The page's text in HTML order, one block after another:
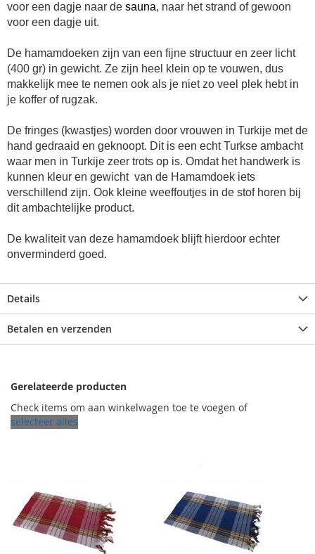
voor een dagje naar de sauna, naar het strand of gewoon
voor een dagje uit.
De hamamdoeken zijn van een fijne structuur en zeer licht
(400 gr) in gewicht. Ze zijn heel klein op te vouwen, dus
makkelijk mee te nemen ook als je niet zo veel plek hebt in
je koffer of rugzak.
De fringes (kwastjes) worden door vrouwen in Turkije met de
hand gedraaid en geknoopt. Dit is een echt Turkse ambacht
waar men in Turkije zeer trots op is. Omdat het handwerk is
kunnen kleur en gewicht van de Hamamdoek iets
verschillend zijn. Ook kleine weeffoutjes in de stof horen bij
dit ambachtelijke product.
De kwaliteit van deze hamamdoek blijft hierdoor echter
onverminderd goed.
Details
Betalen en verzenden
Gerelateerde producten
Check items om aan winkelwagen toe te voegen of
selecteer alles